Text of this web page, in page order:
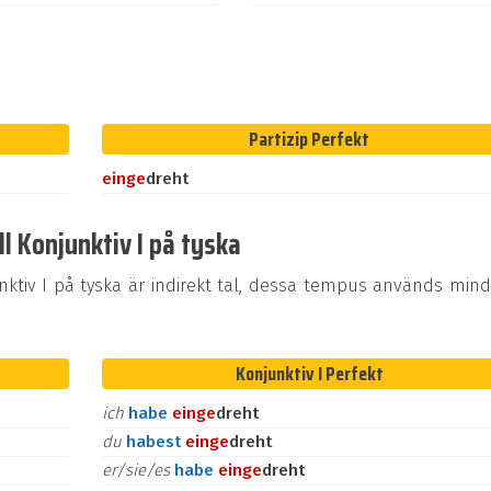
Partizip Perfekt
eingedreht
Konjunktiv I på tyska
I på tyska är indirekt tal, dessa tempus används
Konjunktiv I Perfekt
ich habe eingedreht
du habest eingedreht
er/sie/es habe eingedreht